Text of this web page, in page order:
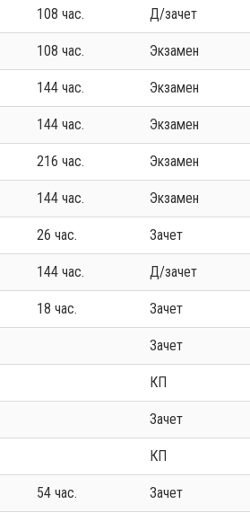
108 час. д/зачет
108 час. экзамен
144 час. экзамен
144 час. экзамен
216 час. экзамен
144 час. экзамен
26 час. зачет
144 час. д/зачет
18 час. зачет
зачет
КП
зачет
КП
54 час. зачет